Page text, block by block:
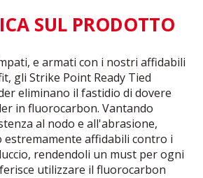
SUL PRODOTTO
e armati con i nostri affidabili
gli Strike Point Ready Tied
eliminano il fastidio di dovere
in fluorocarbon. Vantando
al nodo e all'abrasione,
estremamente affidabili contro i
rendendoli un must per ogni
utilizzare il fluorocarbon